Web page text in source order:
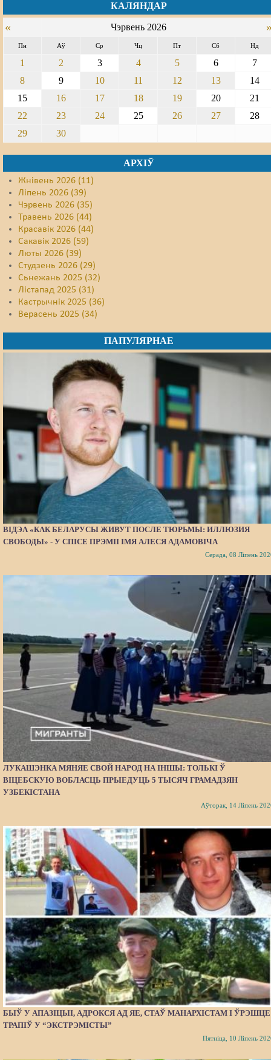
КАЛЯНДАР
« Чэрвень 2026
Пн Аў Ср Чц Пт Сб Нд
1 2 3 4 5 6
7
8
9 10 11 12 13
14
15
16 17 18 19 20
21
22
23 24 25 26 27
28
29
30
АРХІЎ
Жнівень 2026 (11)
Ліпень 2026 (39)
Чэрвень 2026 (35)
Травень 2026 (44)
Красавік 2026 (44)
Сакавік 2026 (59)
Люты 2026 (39)
Студзень 2026 (29)
Сьнежань 2025 (32)
Лістапад 2025 (31)
Кастрычнік 2025 (36)
Верасень 2025 (34)
ПАПУЛЯРНАЕ
ВІДЭА «КАК БЕЛАРУСЫ ЖИВУТ ПОСЛЕ ТЮРЬМЫ: ИЛЛЮЗИЯ
СВОБОДЫ» - У СПІСЕ ПРЭМІІ ІМЯ АЛЕСЯ АДАМОВІЧА
Серада, 08 Ліпень
ЛУКАШЭНКА МЯНЯЕ СВОЙ НАРОД НА ІНШЫ: ТОЛЬКІ Ў
ВІЦЕБСКУЮ ВОБЛАСЦЬ ПРЫЕДУЦЬ 5 ТЫСЯЧ ГРАМАДЗЯН
УЗБЕКІСТАНА
Аўторак, 14 Ліпень
БЫЎ У АПАЗІЦЫІ, АДРОКСЯ АД ЯЕ, СТАЎ МАНАРХІСТАМ І ЎРЭШЦЕ
ТРАПІЎ У “ЭКСТРЭМІСТЫ”
Пятніца, 10 Ліпень
Свабода сумленьня
Суд
Сьмяротнае пакараньне
Правы працоўных
Сацыяльныя правы